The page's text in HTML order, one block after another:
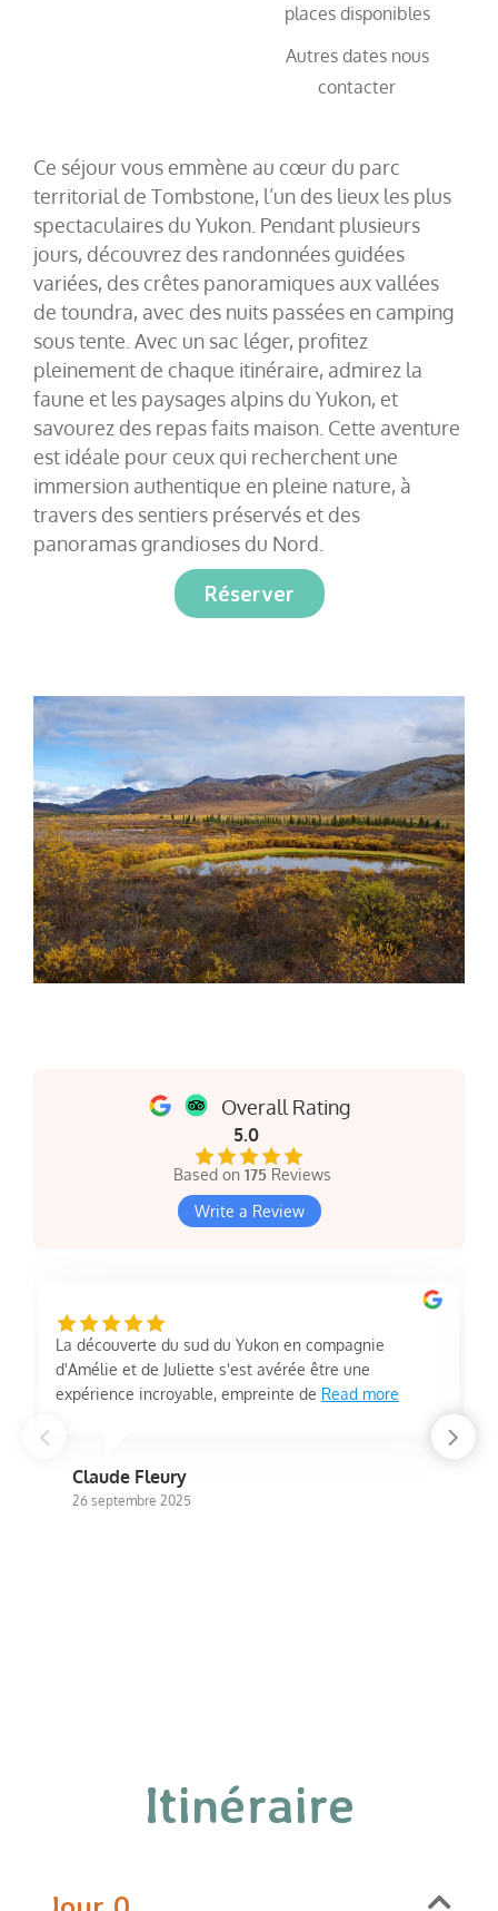
places disponibles
Autres dates nous
contacter
Ce séjour vous emmène au cœur du parc
territorial de Tombstone, l’un des lieux les plus
spectaculaires du Yukon. Pendant plusieurs
jours, découvrez des randonnées guidées
variées, des crêtes panoramiques aux vallées
de toundra, avec des nuits passées en camping
sous tente. Avec un sac léger, profitez
pleinement de chaque itinéraire, admirez la
faune et les paysages alpins du Yukon, et
savourez des repas faits maison. Cette aventure
est idéale pour ceux qui recherchent une
immersion authentique en pleine nature, à
travers des sentiers préservés et des
panoramas grandioses du Nord.
Réserver
Overall Rating
5.0
Based on 175Reviews
Write a Review
La découverte du sud du Yukon en compagnie
d'Amélie et de Juliette s'est avérée être une
expérience incroyable, empreinte de Read more
Claude Fleury
26 septembre 2025
Itinéraire